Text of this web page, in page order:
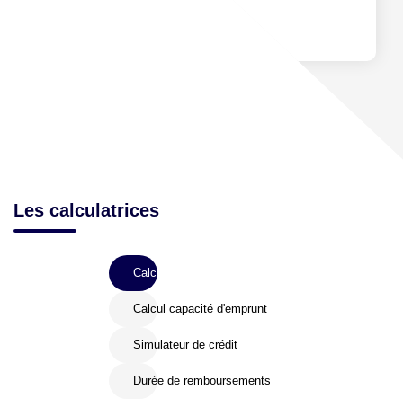
Les calculatrices
Calcul Frais de notaire
Calcul capacité d'emprunt
Simulateur de crédit
Durée de remboursements